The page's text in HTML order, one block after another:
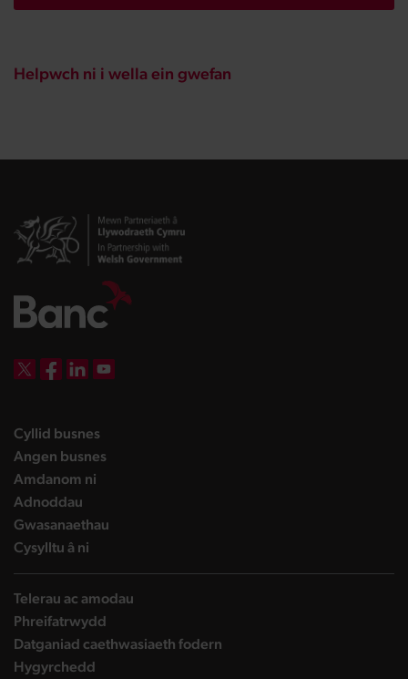
Helpwch ni i wella ein gwefan
Cyllid busneslanding page
Angen busneslanding page
Amdanom ni
Adnoddau
Gwasanaethau
Cysylltu â ni
Telerau ac amodau
Phreifatrwydd
Datganiad caethwasiaeth fodern
Hygyrchedd